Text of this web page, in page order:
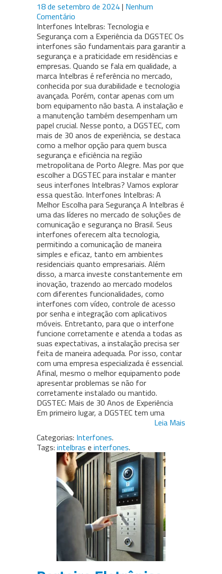
18 de setembro de 2024| Nenhum
Comentário
Interfones Intelbras: Tecnologia e
Segurança com a Experiência da DGSTEC Os
interfones são fundamentais para garantir a
segurança e a praticidade em residências e
empresas. Quando se fala em qualidade, a
marca Intelbras é referência no mercado,
conhecida por sua durabilidade e tecnologia
avançada. Porém, contar apenas com um
bom equipamento não basta. A instalação e
a manutenção também desempenham um
papel crucial. Nesse ponto, a DGSTEC, com
mais de 30 anos de experiência, se destaca
como a melhor opção para quem busca
segurança e eficiência na região
metropolitana de Porto Alegre. Mas por que
escolher a DGSTEC para instalar e manter
seus interfones Intelbras? Vamos explorar
essa questão. Interfones Intelbras: A
Melhor Escolha para Segurança A Intelbras é
uma das líderes no mercado de soluções de
comunicação e segurança no Brasil. Seus
interfones oferecem alta tecnologia,
permitindo a comunicação de maneira
simples e eficaz, tanto em ambientes
residenciais quanto empresariais. Além
disso, a marca investe constantemente em
inovação, trazendo ao mercado modelos
com diferentes funcionalidades, como
interfones com vídeo, controle de acesso
por senha e integração com aplicativos
móveis. Entretanto, para que o interfone
funcione corretamente e atenda a todas as
suas expectativas, a instalação precisa ser
feita de maneira adequada. Por isso, contar
com uma empresa especializada é essencial.
Afinal, mesmo o melhor equipamento pode
apresentar problemas se não for
corretamente instalado ou mantido.
DGSTEC: Mais de 30 Anos de Experiência
Em primeiro lugar, a DGSTEC tem uma
Leia Mais
Categorias: Interfones.
Tags: intelbras e interfones.